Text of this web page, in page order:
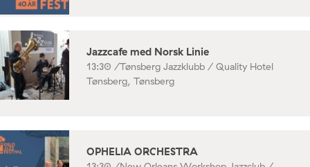
Jazzcafe med Norsk Linie
13:30 /Tønsberg Jazzklubb / Quality Hotel
Tønsberg, Tønsberg
OPHELIA ORCHESTRA